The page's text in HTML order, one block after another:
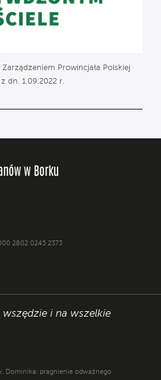
Prowincjała Polskiej
dn. 1.09.2022 r.
w Borku
2802 0245 2373
wszędzie i na wszelkie
Dominika: pragnienie odważnego